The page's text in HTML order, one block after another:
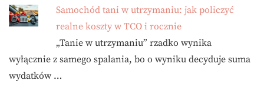
Samochód tani w utrzymaniu: jak policzyć
realne koszty w TCO i rocznie
„Tanie w utrzymaniu” rzadko wynika
wyłącznie z samego spalania, bo o wyniku decyduje suma
wydatków …